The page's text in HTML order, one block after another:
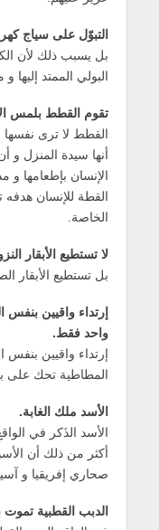
التبوّل على سياج
بل يسبب ذلك لأن
البولي الممتد إليها
تقوم القطط بلمس
القطط لا ترى نفسها
أنها سيدة المنزل و
الإنسان بإطعامها و
القطة للإنسان هدفه
الخاصة.
لا تستطيع الأبقار
بل تستطيع الأبقار
إرتداء واقيين
واحد فقط.
إرتداء واقيين بنفس
المطاطية تحك على
الأسد ملك الغابة.
الأسد الذَكر في
أكثر من ذلك أن
صحاري إفريقيا و
الدبب القطبية تموت